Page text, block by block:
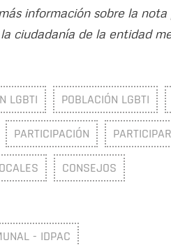
información sobre la nota
ciudadanía de la entidad
LGBTI POBLACIÓN LGBTI
PARTICIPACIÓN PARTICIPAR
CONSEJOS
- IDPAC